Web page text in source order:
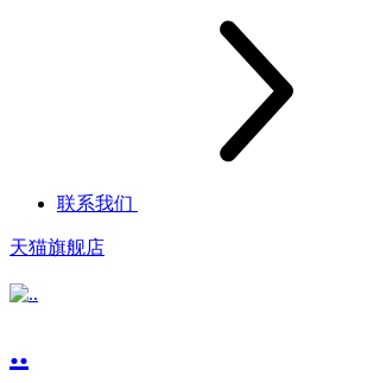
联系我们
天猫旗舰店
..